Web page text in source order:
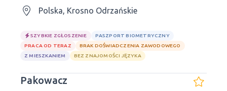
Polska, Krosno Odrzańskie
SZYBKIE ZGŁOSZENIE
PASZPORT BIOMETRYCZNY
PRACA OD TERAZ
BRAK DOŚWIADCZENIA ZAWODOWEGO
Z MIESZKANIEM
BEZ ZNAJOMOŚCI JĘZYKA
Pakowacz